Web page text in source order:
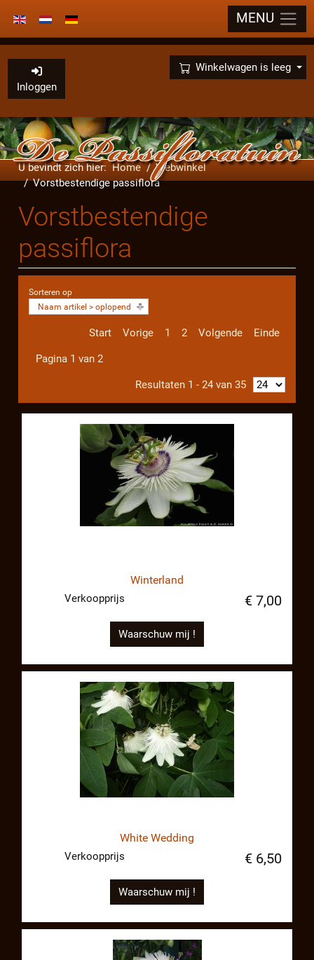
Inloggen
Winkelwagen is leeg
×
Selecteer de taal MENU
U bevindt zich hier:Home
Webwinkel
Vorstbestendige passiflora
Vorstbestendige
passiflora
Sorteren op
Naam artikel > oplopend
Start Vorige 1 2 Volgende Einde
Pagina 1 van 2
Resultaten 1 - 24 van 35
Winterland
Verkoopprijs € 7,00
Waarschuw mij !
White Wedding
Verkoopprijs € 6,50
Waarschuw mij !